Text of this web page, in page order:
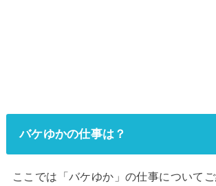
バケゆかの仕事は？
ここでは「バケゆか」の仕事についてご